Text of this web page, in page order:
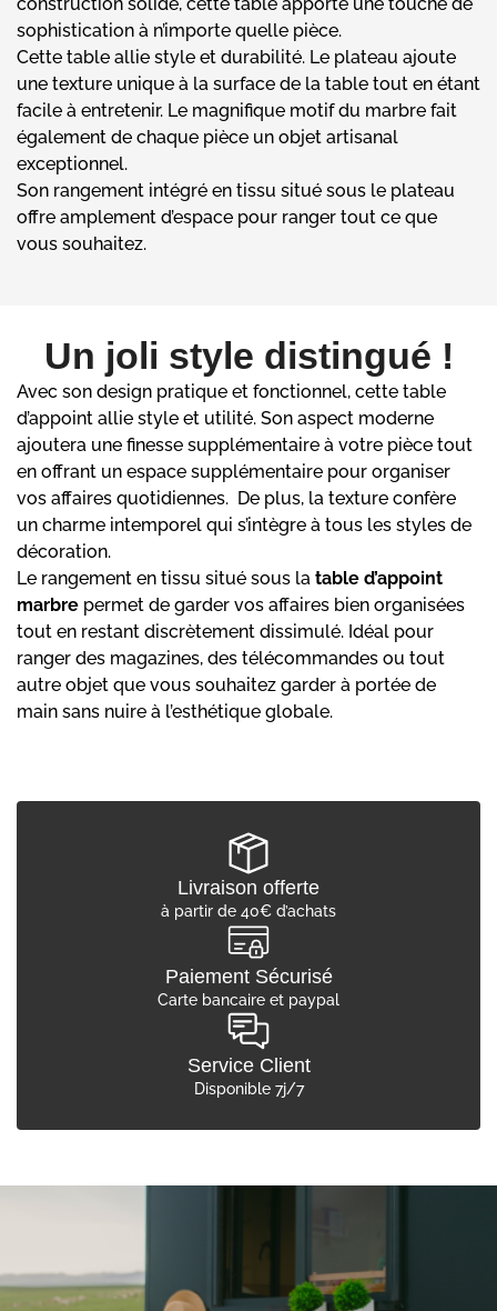
sophistication à n’importe quelle pièce.
Cette table allie style et durabilité. Le plateau ajoute
une texture unique à la surface de la table tout en étant
facile à entretenir. Le magnifique motif du marbre fait
également de chaque pièce un objet artisanal
exceptionnel.
Son rangement intégré en tissu situé sous le plateau
offre amplement d’espace pour ranger tout ce que
vous souhaitez.
Un joli style distingué !
Avec son design pratique et fonctionnel, cette table
d’appoint allie style et utilité. Son aspect moderne
ajoutera une finesse supplémentaire à votre pièce tout
en offrant un espace supplémentaire pour organiser
vos affaires quotidiennes. De plus, la texture confère
un charme intemporel qui s’intègre à tous les styles de
décoration.
Le rangement en tissu situé sous la table d’appoint
marbre permet de garder vos affaires bien organisées
tout en restant discrètement dissimulé. Idéal pour
ranger des magazines, des télécommandes ou tout
autre objet que vous souhaitez garder à portée de
main sans nuire à l’esthétique globale.
Livraison offerte
à partir de 40€ d’achats
Paiement Sécurisé
Carte bancaire et paypal
Service Client
Disponible 7j/7